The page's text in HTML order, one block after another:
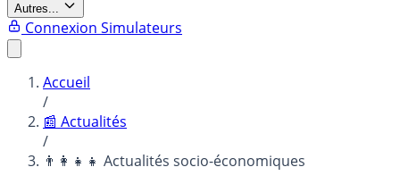
Autres...
Connexion Simulateurs
Accueil
/
📰 Actualités
/
👨‍👩‍👧‍👧 Actualités socio-économiques